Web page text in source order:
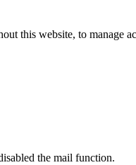
this website, to manage
the mail function.